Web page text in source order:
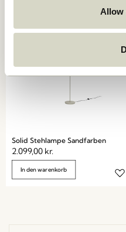
Allow
Solid Stehlampe Sandfarben
2.099,00 kr.
In den warenkorb